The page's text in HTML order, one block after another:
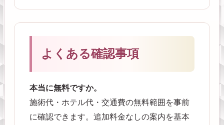
よくある確認事項
本当に無料ですか。
施術代・ホテル代・交通費の無料範囲を事前
に確認できます。追加料金なしの案内を基本